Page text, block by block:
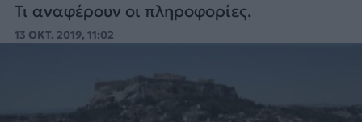
Τι αναφέρουν οι πληροφορίες.
13 ΟΚΤ. 2019, 11:02